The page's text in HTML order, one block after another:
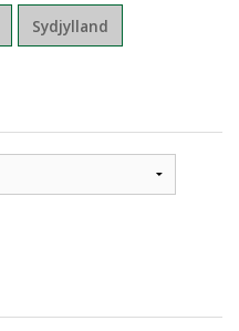
Sydjylland